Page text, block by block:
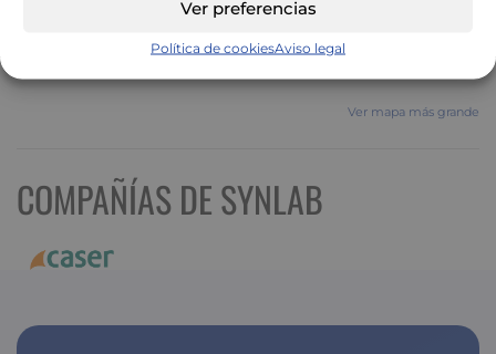
Ver preferencias
Política de cookiesAviso legal
Ver mapa más grande
COMPAÑÍAS DE SYNLAB